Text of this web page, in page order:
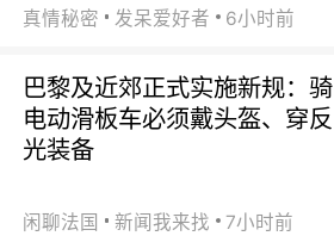
真情秘密 发呆爱好者 6小时前
巴黎及近郊正式实施新规：骑
电动滑板车必须戴头盔、穿反
光装备
闲聊法国 新闻我来找 7小时前